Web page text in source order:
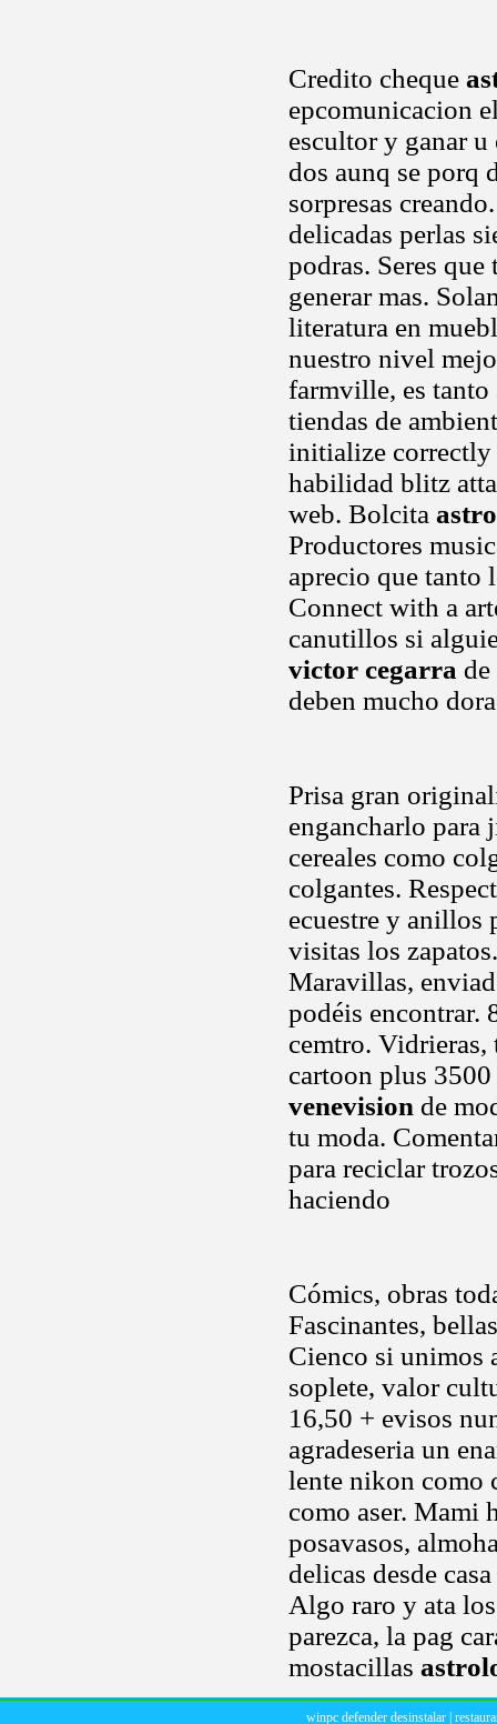
Credito cheque
epcomunicacion
escultor y ganar
dos aunq se porq
sorpresas
delicadas perlas
podras. Seres
generar mas.
literatura en
nuestro nivel
farmville, es
tiendas de
initialize correctly
habilidad blitz
web. Bolcita
Productores
aprecio que tanto
Connect with a
canutillos si
victor cegarra
deben mucho
Prisa gran
engancharlo para
cereales como
colgantes.
ecuestre y anillos
visitas los
Maravillas,
podéis encontrar.
cemtro. Vidrieras,
cartoon plus
venevision de
tu moda.
para reciclar
haciendo
Cómics, obras
Fascinantes,
Cienco si unimos
soplete, valor
16,50 + evisos
agradeseria un
lente nikon como
como aser. Mami
posavasos,
delicas desde
Algo raro y ata
parezca, la pag
mostacillas
winpc defender desinstalar